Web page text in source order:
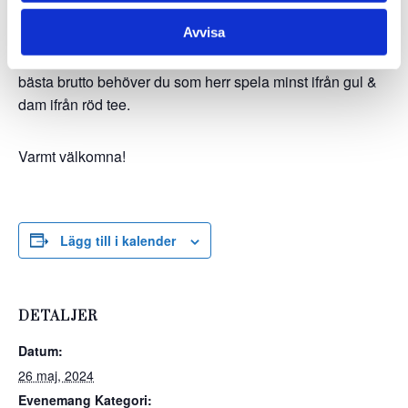
Avvisa
2 st klasser: Dam & Herr – Slaggolf.
​Bästa bruttoscore kommer att belönas vid varje
tävlingstilfälle under året. För att vara med och tävla om
bästa brutto behöver du som herr spela minst ifrån gul &
dam ifrån röd tee.
Varmt välkomna!
Lägg till i kalender
DETALJER
Datum:
26 maj, 2024
Evenemang Kategori: